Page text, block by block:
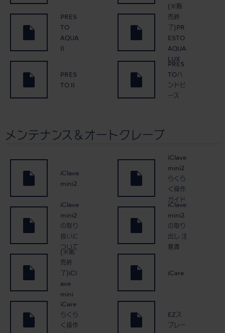
PRES
TO
AQUA
(※販
売終
了)PR
ESTO
AQUA
LUX
PRES
TO II
PRES
TOハ
ンドピ
ース
メンテナンス＆オートクレーブ
iClave
mini2
iClave
mini2
らくら
く操作
ガイド
iClave
mini2
の取り
扱いに
ついて
iClave
mini2
の取り
出し 注
意書
(※販
売終
了)iCl
ave
mini
iCare
iCare
らくら
く操作
EZス
プレー